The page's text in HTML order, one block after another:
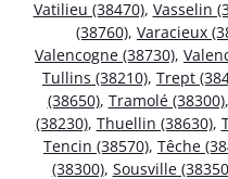
Vatilieu (38470), Vasselin
(38760), Varacieux
Valencogne (38730),
Tullins (38210), Trept
(38650), Tramolé (38300),
(38230), Thuellin (38630),
Tencin (38570), Têche
(38300), Sousville